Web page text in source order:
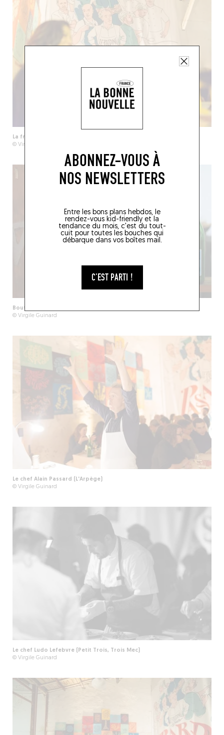
ABONNEZ-VOUS À
NOS NEWSLETTERS
Entre les bons plans hebdos, le
rendez-vous kid-friendly et la
tendance du mois, c'est du tout-
cuit pour toutes les bouches qui
débarque dans vos boîtes mail.
C'EST PARTI !
La fresque de Passard et les Arpegiens par l'atelier AAAAA
© Virgile Guinard
Bouteilles de S. Pellegrino designées par l'atelier AAAAA
© Virgile Guinard
Le chef Alain Passard (L'Arpège)
© Virgile Guinard
Le chef Ludo Lefebvre (Petit Trois, Trois Mec)
© Virgile Guinard